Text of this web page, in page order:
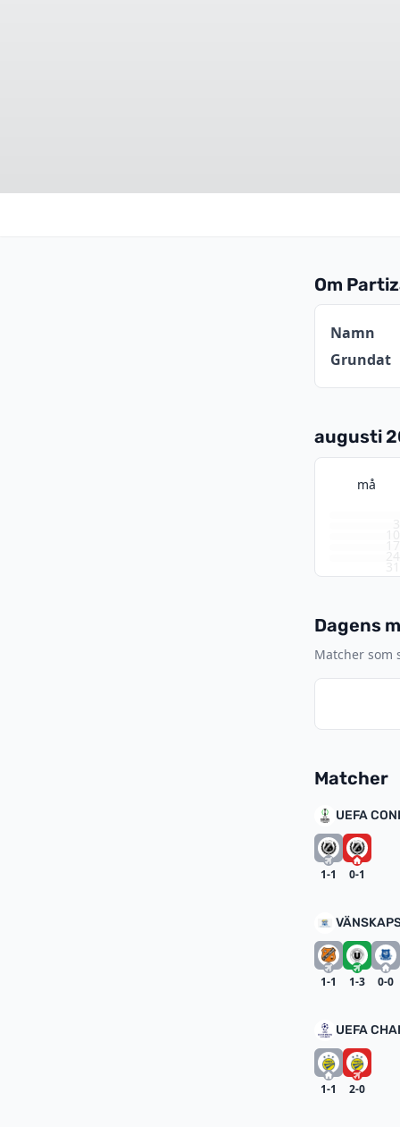
Om
Namn
Grundat
augusti
må
Dagens
Matcher som
Matcher
UEFA
1-1 0-1
1-1 1-3 0-0
UEFA
1-1 2-0